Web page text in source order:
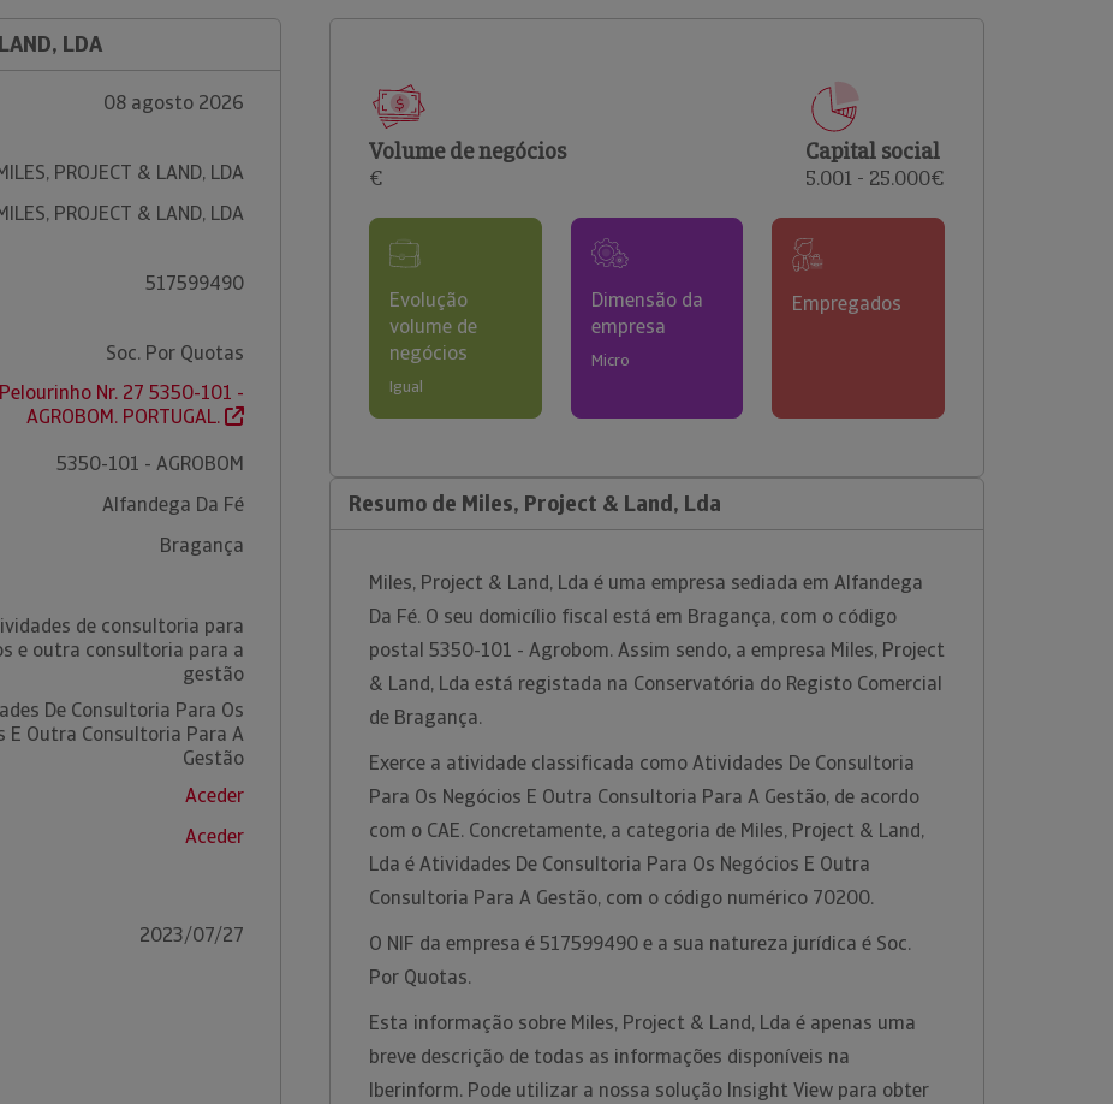
comerciais e analisar o risco de incumprimento dos
LDA
08 agosto 2026
PROJECT & LAND, LDA
PROJECT & LAND, LDA
517599490
Soc. Por Quotas
Nr. 27 5350-101 -
AGROBOM. PORTUGAL.
5350-101 - AGROBOM
Alfandega Da Fé
Bragança
de consultoria para
e outra consultoria para a
gestão
De Consultoria Para Os
E Outra Consultoria Para A
Gestão
Aceder
Aceder
2023/07/27
Volume de negócios
€
Capital social
5.001 - 25.000€
Evolução
volume de
negócios
Igual
Dimensão da
empresa
Micro
Empregados
Resumo de Miles, Project & Land, Lda
Miles, Project & Land, Lda é uma empresa sediada em Alfandega
Da Fé. O seu domicílio fiscal está em Bragança, com o código
postal 5350-101 - Agrobom. Assim sendo, a empresa Miles, Project
& Land, Lda está registada na Conservatória do Registo Comercial
de Bragança.
Exerce a atividade classificada como Atividades De Consultoria
Para Os Negócios E Outra Consultoria Para A Gestão, de acordo
com o CAE. Concretamente, a categoria de Miles, Project & Land,
Lda é Atividades De Consultoria Para Os Negócios E Outra
Consultoria Para A Gestão, com o código numérico 70200.
O NIF da empresa é 517599490 e a sua natureza jurídica é Soc.
Por Quotas.
Esta informação sobre Miles, Project & Land, Lda é apenas uma
breve descrição de todas as informações disponíveis na
Iberinform. Pode utilizar a nossa solução Insight View para obter